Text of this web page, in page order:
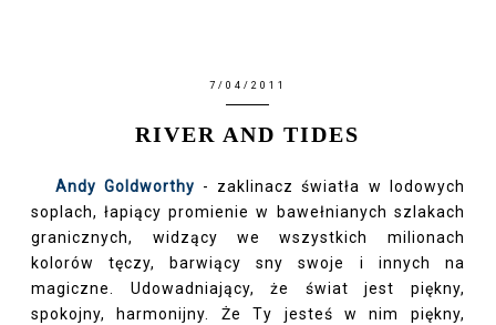
7/04/2011
RIVER AND TIDES
Andy Goldworthy - zaklinacz światła w lodowych
soplach, łapiący promienie w bawełnianych szlakach
granicznych, widzący we wszystkich milionach
kolorów tęczy, barwiący sny swoje i innych na
magiczne. Udowadniający, że świat jest piękny,
spokojny, harmonijny. Że Ty jesteś w nim piękny,